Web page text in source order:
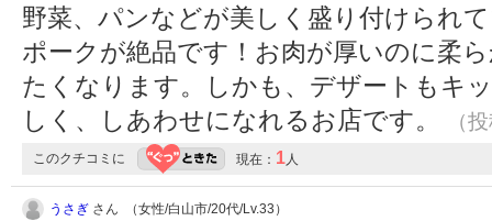
野菜、パンなどが美しく盛り付けられ
ポークが絶品です！お肉が厚いのに柔
たくなります。しかも、デザートもキ
しく、しあわせになれるお店です。
（
このクチコミに 現在： 1人
うさぎ さん （女性/白山市/20代/Lv.33）